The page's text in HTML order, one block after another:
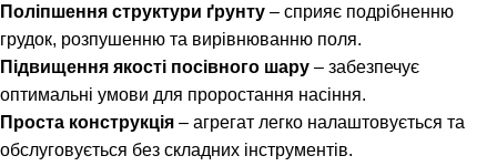
Поліпшення структури ґрунту – сприяє подрібненню
грудок, розпушенню та вирівнюванню поля.
Підвищення якості посівного шару – забезпечує
оптимальні умови для проростання насіння.
Проста конструкція – агрегат легко налаштовується та
обслуговується без складних інструментів.